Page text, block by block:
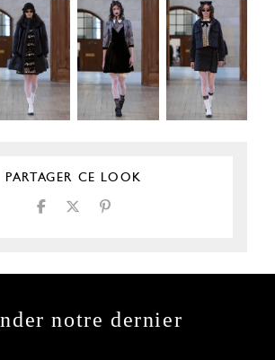
PARTAGER CE LOOK
notre dernier